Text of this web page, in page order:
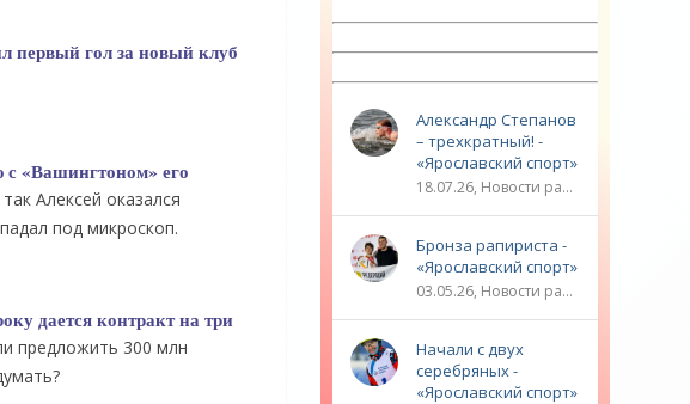
первый гол за новый клуб
с «Вашингтоном» его
Алексей оказался
под микроскоп.
дается контракт на три
предложить 300 млн
Александр Степанов
– трехкратный! -
«Ярославский спорт»
18.07.26, Новости разное / ТРАНСФЕРЫ / Плавание / ОЛИМПИЙСКИЕ ИГРЫ / Водные виды спорта / Видео новости / Спорт
Бронза рапириста -
«Ярославский спорт»
03.05.26, Новости разное / ОЛИМПИЙСКИЕ ИГРЫ / Плавание / Фехтование / Другие виды спорта / ТЕННИС / Видео новости / Спорт
Начали с двух
серебряных -
«Ярославский спорт»